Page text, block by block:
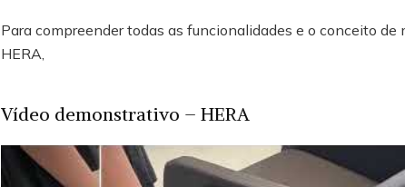
Para compreender todas as funcionalidades e o conceito
HERA,
Vídeo demonstrativo – HERA